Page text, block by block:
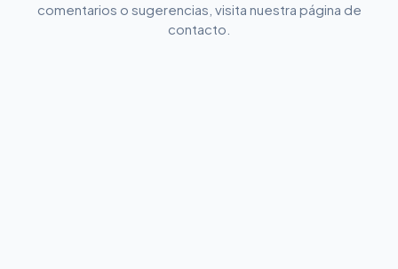
comentarios o sugerencias, visita nuestra página de
contacto.